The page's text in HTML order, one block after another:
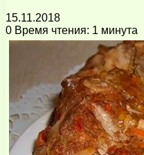
15.11.2018
0 Время чтения: 1 минута